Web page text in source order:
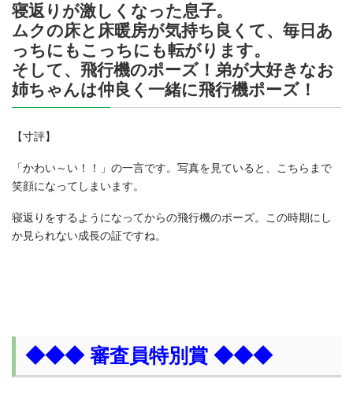
寝返りが激しくなった息子。
ムクの床と床暖房が気持ち良くて、毎日あ
っちにもこっちにも転がります。
そして、飛行機のポーズ！弟が大好きなお
姉ちゃんは仲良く一緒に飛行機ポーズ！
【寸評】
「かわい～い！！」の一言です。写真を見ていると、こちらまで
笑顔になってしまいます。
寝返りをするようになってからの飛行機のポーズ。この時期にし
か見られない成長の証ですね。
◆◆◆ 審査員特別賞 ◆◆◆